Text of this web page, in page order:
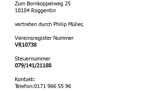
Zum Bornkoppelweg 25
18184 Roggentin
vertreten durch Philip Müller,
Vereinsregister Nummer
VR10738
Steuernummer
079/141/21188
Kontakt:
Telefon:0171 966 55 96